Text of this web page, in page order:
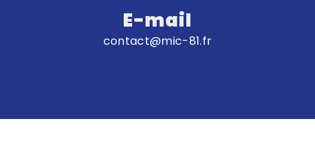
E-mail
contact@mic-81.fr